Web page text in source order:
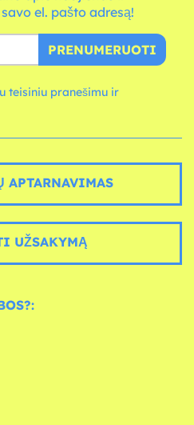
el. pašto adresą!
PRENUMERUOTI
teisiniu pranešimu ir
UŽSAKYMĄ